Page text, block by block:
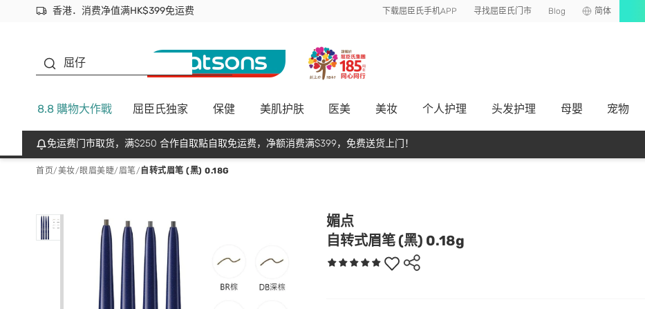
香港．消费净值满HK$399免运费
立即成为易赏钱会员尽享独家优惠
首次APP下单买满$450 输入 NEWAPP 即减$50 下载屈臣氏手机APP 寻找屈臣氏门市 Blog 简体
屈仔
8.8 購物大作戰 屈臣氏独家 保健 美肌护肤 医美 美妆 个人护理 头发护理 母嬰 宠物
免运费门市取货，满$250 合作自取點自取免运费，净额消费满$399，免费送货上门！
首页/美妆/眼眉美睫/眉笔/ 自转式眉笔 (黑) 0.18G
媚点
自转式眉笔 (黑) 0.18g